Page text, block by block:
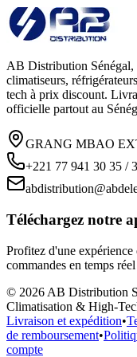
AB Distribution Sénégal,
climatiseurs,
tech à prix discount.
officielle partout au
GRANG MBAO
+221 77 941 30 35 /
Téléchargez notre
Profitez d'une
commandes en temps
© 2026 AB Distribution
Climatisation & High-
Livraison et expédition•
de remboursement•
compte